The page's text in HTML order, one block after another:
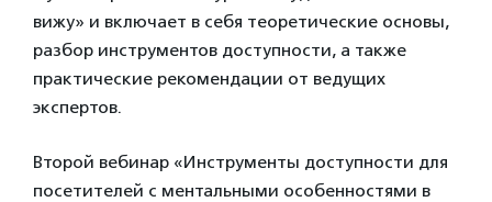
вижу» и включает в себя теоретические основы,
разбор инструментов доступности, а также
практические рекомендации от ведущих
экспертов.
Второй вебинар «Инструменты доступности для
посетителей с ментальными особенностями в